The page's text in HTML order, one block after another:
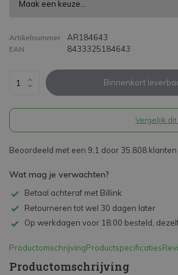
Artikelnummer AR184643
EAN 8433325184643
Binnenkort
Vergelijk
Beoordeeld met een 9,1 door 35.808 klanten
Wat mag je verwachten?
Betaal achteraf met Billink
Retourneren tot wel 30 dagen later
Op werkdagen voor 18:00 besteld,
ProductomschrijvingProductspecificaties
Productomschrijving